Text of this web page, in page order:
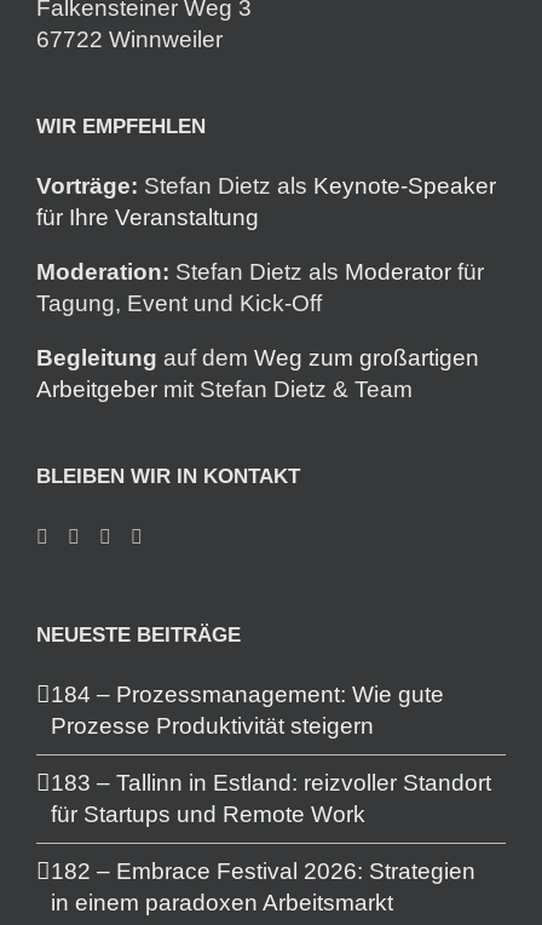
Falkensteiner Weg 3
67722 Winnweiler
WIR EMPFEHLEN
Vorträge: Stefan Dietz als Keynote-Speaker
für Ihre Veranstaltung
Moderation: Stefan Dietz als Moderator für
Tagung, Event und Kick-Off
Begleitung auf dem Weg zum großartigen
Arbeitgeber mit Stefan Dietz & Team
BLEIBEN WIR IN KONTAKT
NEUESTE BEITRÄGE
184 – Prozessmanagement: Wie gute
Prozesse Produktivität steigern
183 – Tallinn in Estland: reizvoller Standort
für Startups und Remote Work
182 – Embrace Festival 2026: Strategien
in einem paradoxen Arbeitsmarkt